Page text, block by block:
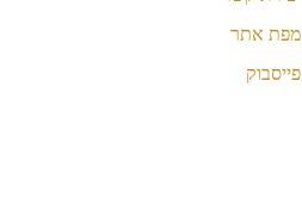
מפת אתר
פייסבוק